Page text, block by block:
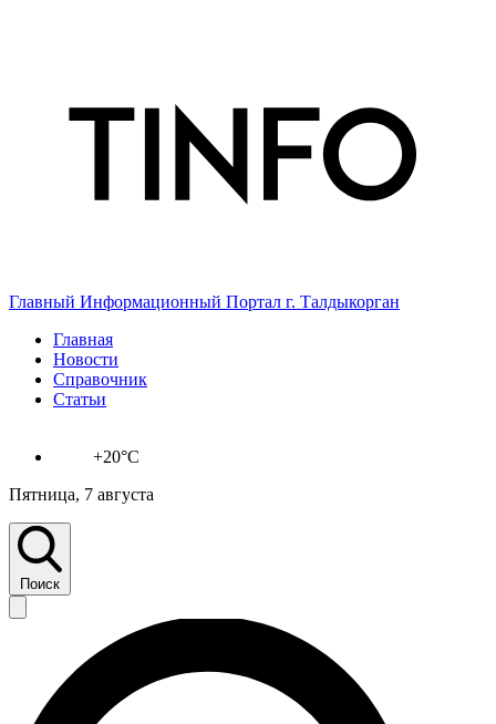
Главный Информационный Портал г. Талдыкорган
Главная
Новости
Справочник
Статьи
+20°C
Пятница, 7 августа
Поиск